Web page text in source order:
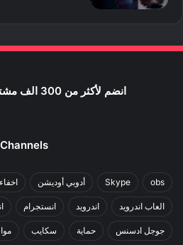
انضم لأكثر من 300 الف مشترك علي اليوتيوب
Channels
obs
Skype أدوبي أوديشن
العاب اندرويد اندرويد انستجرام
جوجل ادسنس حماية سكايب